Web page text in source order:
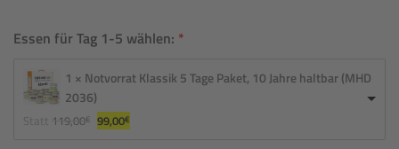
Essen für Tag 1-5 wählen:
1 × Notvorrat Klassik 5 Tage Paket, 10 Jahre haltbar (MHD
2036)
Statt 119,00€ Ursprünglicher
Preis
99,00€Aktueller
Preis